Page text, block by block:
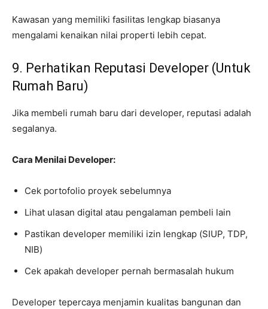
Kawasan yang memiliki fasilitas lengkap biasanya
mengalami kenaikan nilai properti lebih cepat.
9. Perhatikan Reputasi Developer (Untuk
Rumah Baru)
Jika membeli rumah baru dari developer, reputasi adalah
segalanya.
Cara Menilai Developer:
Cek portofolio proyek sebelumnya
Lihat ulasan digital atau pengalaman pembeli lain
Pastikan developer memiliki izin lengkap (SIUP, TDP,
NIB)
Cek apakah developer pernah bermasalah hukum
Developer tepercaya menjamin kualitas bangunan dan